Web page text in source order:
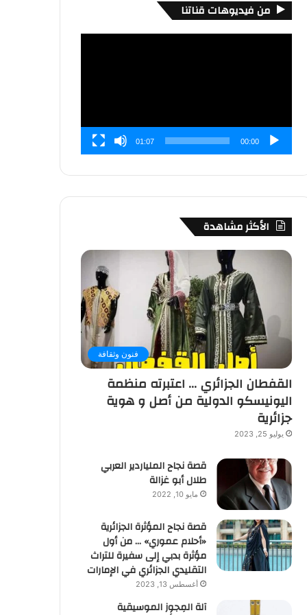
من فيديوهات قناتنا
00:00
01:07
الأكثر مشاهدة
فنون وثقافة
القفطان الجزائري … اعتبرته منظمة
اليونيسكو الدولية من أصل و هوية
جزائرية
يوليو 25, 2023
قصة نجاح الملياردير العربي
طلال أبو غزالة
مايو 10, 2022
قصة نجاح المؤثرة الجزائرية
«أحلام عموري» … من أول
مؤثرة بدبي إلى سفيرة للتراث
التقليدي الجزائري في الإمارات
أغسطس 13, 2023
آلة المِجوِز الموسيقية‎‎